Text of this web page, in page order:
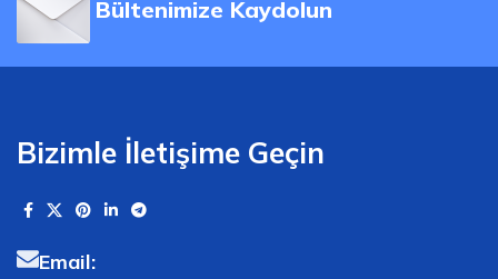
Bültenimize Kaydolun
Bizimle İletişime Geçin
Email: